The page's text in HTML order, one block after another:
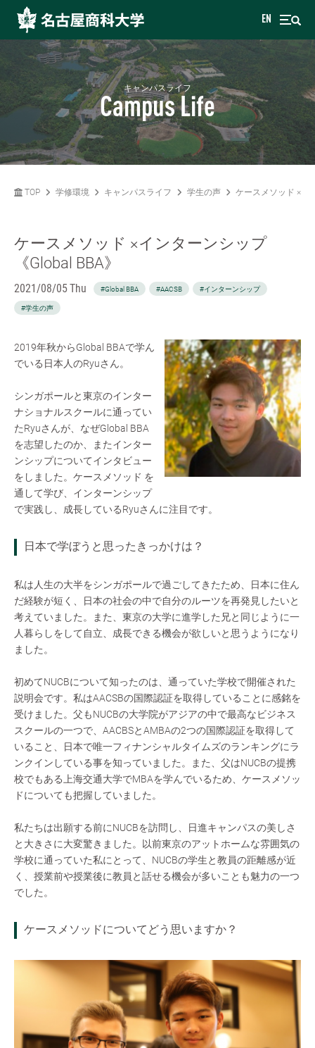
EN
キャンパスライフ
Campus Life
TOP 学修環境 キャンパスライフ 学生の声 ケースメソッド ×イ
ケースメソッド ×インターンシップ
《Global BBA》
2021/08/05 Thu #Global BBA #AACSB #インターンシップ
#学生の声
2019年秋からGlobal BBAで学ん
でいる日本人のRyuさん。
シンガポールと東京のインター
ナショナルスクールに通ってい
たRyuさんが、なぜGlobal BBA
を志望したのか、またインター
ンシップについてインタビュー
をしました。ケースメソッド を
通して学び、インターンシップ
で実践し、成長しているRyuさんに注目です。
日本で学ぼうと思ったきっかけは？
私は人生の大半をシンガポールで過ごしてきたため、日本に住ん
だ経験が短く、日本の社会の中で自分のルーツを再発見したいと
考えていました。また、東京の大学に進学した兄と同じように一
人暮らしをして自立、成長できる機会が欲しいと思うようになり
ました。
初めてNUCBについて知ったのは、通っていた学校で開催された
説明会です。私はAACSBの国際認証を取得していることに感銘を
受けました。父もNUCBの大学院がアジアの中で最高なビジネス
スクールの一つで、AACBSとAMBAの2つの国際認証を取得して
いること、日本で唯一フィナンシャルタイムズのランキングにラ
ンクインしている事を知っていました。また、父はNUCBの提携
校でもある上海交通大学でMBAを学んでいるため、ケースメソッ
ドについても把握していました。
私たちは出願する前にNUCBを訪問し、日進キャンパスの美しさ
と大きさに大変驚きました。以前東京のアットホームな雰囲気の
学校に通っていた私にとって、NUCBの学生と教員の距離感が近
く、授業前や授業後に教員と話せる機会が多いことも魅力の一つ
でした。
ケースメソッドについてどう思いますか？